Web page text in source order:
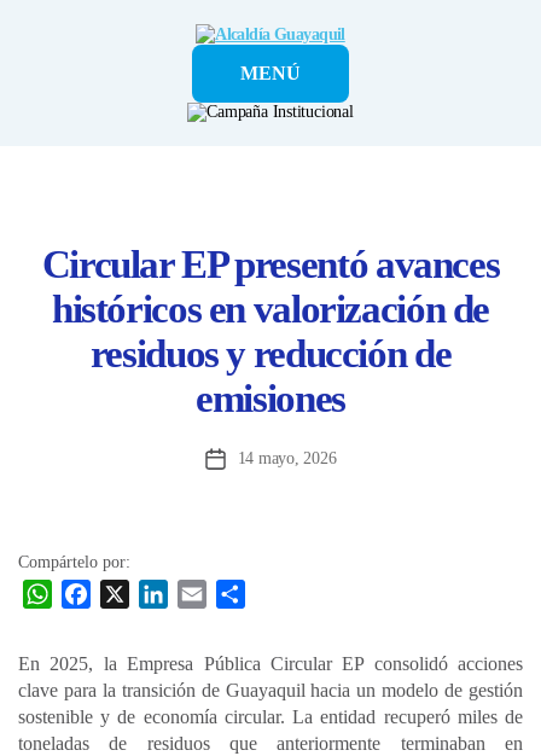
Alcaldía
GuayaquilMENÚ
Circular EP presentó avances
históricos en valorización de
residuos y reducción de
emisiones
Fecha14 mayo, 2026
Compártelo por:
W
s
A
b
k
e
d
i
l
a
r
En 2025, la Empresa Pública Circular EP consolidó acciones
clave para la transición de Guayaquil hacia un modelo de gestión
sostenible y de economía circular. La entidad recuperó miles de
toneladas de residuos que anteriormente terminaban en